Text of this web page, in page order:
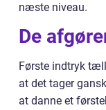
næste niveau.
De
Første indtryk
at det tager
at danne et